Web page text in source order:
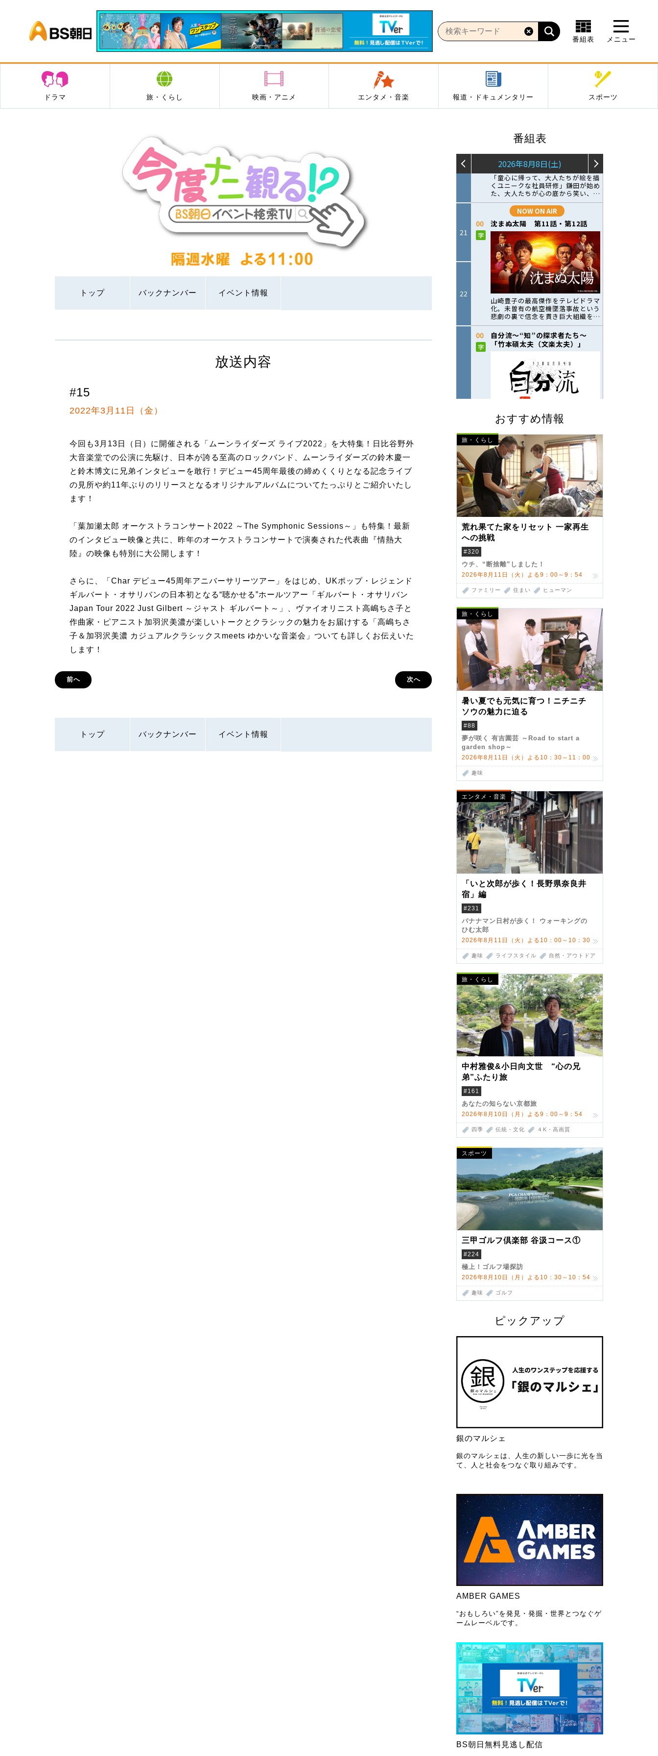
BS朝日
番組表 メニュー
ドラマ 旅・くらし 映画・アニメ エンタメ・音楽 報道・ドキュメンタリー スポーツ
トップ バックナンバー イベント情報
番組表
おすすめ情報
旅・くらし
荒れ果てた家をリセット 一家再生
への挑戦
#320
ウチ、“断捨離”しました！
2026年8月11日（火）よる9：00～9：54
ファミリー 住まい ヒューマン
旅・くらし
暑い夏でも元気に育つ！ニチニチ
ソウの魅力に迫る
#88
夢が咲く 有吉園芸 ～Road to start a
garden shop～
2026年8月11日（火）よる10：30～11：00
趣味
エンタメ・音楽
「いと次郎が歩く！長野県奈良井
宿」編
#231
バナナマン日村が歩く！ ウォーキングの
ひむ太郎
2026年8月11日（火）よる10：00～10：30
趣味 ライフスタイル 自然・アウトドア
旅・くらし
中村雅俊&小日向文世 “心の兄
弟”ふたり旅
#161
あなたの知らない京都旅
2026年8月10日（月）よる9：00～9：54
四季 伝統・文化 ４K・高画質
スポーツ
三甲ゴルフ倶楽部 谷汲コース①
#224
極上！ゴルフ場探訪
2026年8月10日（月）よる10：30～10：54
趣味 ゴルフ
ピックアップ
銀のマルシェ
銀のマルシェは、人生の新しい一歩に光を当
て、人と社会をつなぐ取り組みです。
AMBER GAMES
“おもしろい”を発見・発掘・世界とつなぐゲ
ームレーベルです。
BS朝日無料見逃し配信
放送内容
#15
2022年3月11日（金）
今回も3月13日（日）に開催される「ムーンライダーズ ライブ2022」を大特集！日比谷野外
大音楽堂での公演に先駆け、日本が誇る至高のロックバンド、ムーンライダーズの鈴木慶一
と鈴木博文に兄弟インタビューを敢行！デビュー45周年最後の締めくくりとなる記念ライブ
の見所や約11年ぶりのリリースとなるオリジナルアルバムについてたっぷりとご紹介いたし
ます！
「葉加瀬太郎 オーケストラコンサート2022 ～The Symphonic Sessions～」も特集！最新
のインタビュー映像と共に、昨年のオーケストラコンサートで演奏された代表曲『情熱大
陸』の映像も特別に大公開します！
さらに、「Char デビュー45周年アニバーサリーツアー」をはじめ、UKポップ・レジェンド
ギルバート・オサリバンの日本初となる“聴かせる”ホールツアー「ギルバート・オサリバン
Japan Tour 2022 Just Gilbert ～ジャスト ギルバート～」、ヴァイオリニスト高嶋ちさ子と
作曲家・ピアニスト加羽沢美濃が楽しいトークとクラシックの魅力をお届けする「高嶋ちさ
子＆加羽沢美濃 カジュアルクラシックスmeets ゆかいな音楽会」ついても詳しくお伝えいた
します！
前へ 次へ
トップ バックナンバー イベント情報